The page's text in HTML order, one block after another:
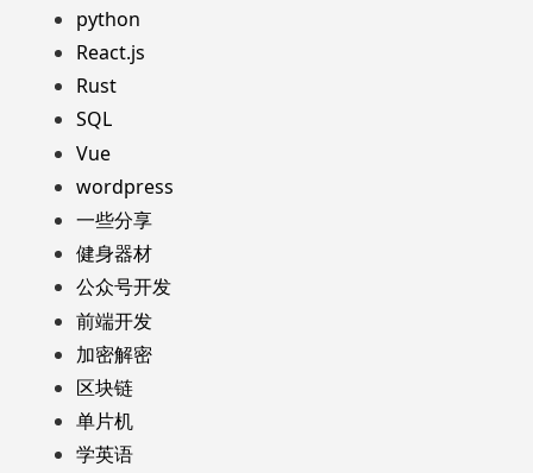
python
React.js
Rust
SQL
Vue
wordpress
一些分享
健身器材
公众号开发
前端开发
加密解密
区块链
单片机
学英语